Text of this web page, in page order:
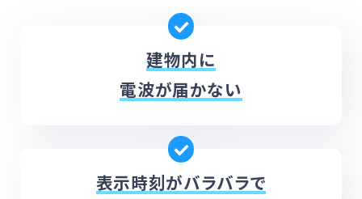
建物内に
電波が届かない
表示時刻がバラバラで